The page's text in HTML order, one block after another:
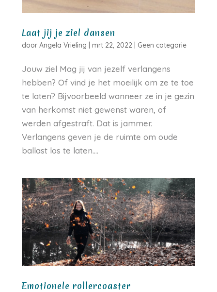
Laat jij je ziel dansen
door Angela Vrieling mrt 22, 2022| Geen categorie
Jouw ziel Mag jij van jezelf verlangens
hebben? Of vind je het moeilijk om ze te toe
te laten? Bijvoorbeeld wanneer ze in je gezin
van herkomst niet gewenst waren, of
werden afgestraft. Dat is jammer.
Verlangens geven je de ruimte om oude
ballast los te laten....
Emotionele rollercoaster